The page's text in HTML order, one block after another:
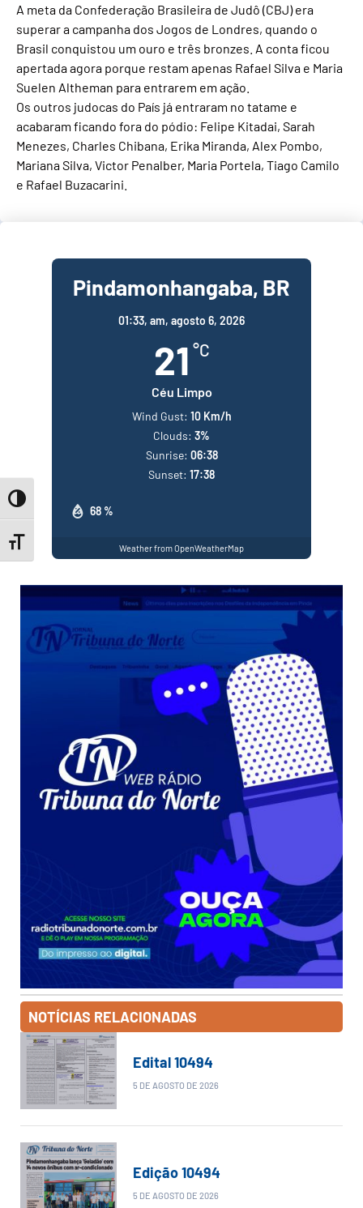
Toggle High Contrast
Toggle Font size
A meta da Confederação Brasileira de Judô (CBJ) era
superar a campanha dos Jogos de Londres, quando o
Brasil conquistou um ouro e três bronzes. A conta ficou
apertada agora porque restam apenas Rafael Silva e Maria
Suelen Altheman para entrarem em ação.
Os outros judocas do País já entraram no tatame e
acabaram ficando fora do pódio: Felipe Kitadai, Sarah
Menezes, Charles Chibana, Erika Miranda, Alex Pombo,
Mariana Silva, Victor Penalber, Maria Portela, Tiago Camilo
e Rafael Buzacarini.
Pindamonhangaba, BR
01:33, am, agosto 6, 2026
21 °C
Céu Limpo
68 %
Wind Gust: 10 Km/h
Clouds: 3%
Sunrise: 06:38
Sunset: 17:38
Weather from OpenWeatherMap
NOTÍCIAS RELACIONADAS
Edital 10494
5 DE AGOSTO DE 2026
Edição 10494
5 DE AGOSTO DE 2026